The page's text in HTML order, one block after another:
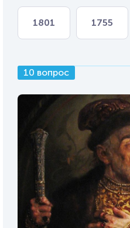
1801 1755
10 вопрос